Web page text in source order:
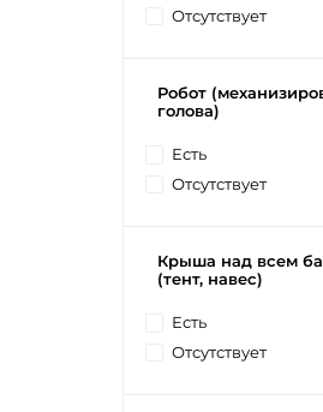
Отсутствует
Робот
голова)
Есть
Отсутствует
Крыша над всем
(тент, навес)
Есть
Отсутствует